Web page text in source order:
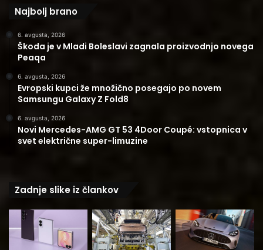
Najbolj brano
6. avgusta, 2026
Škoda je v Mladi Boleslavi zagnala proizvodnjo novega
Peaqa
6. avgusta, 2026
Evropski kupci že množično posegajo po novem
Samsungu Galaxy Z Fold8
6. avgusta, 2026
Novi Mercedes-AMG GT 53 4Door Coupé: vstopnica v
svet električne super-limuzine
Zadnje slike iz člankov